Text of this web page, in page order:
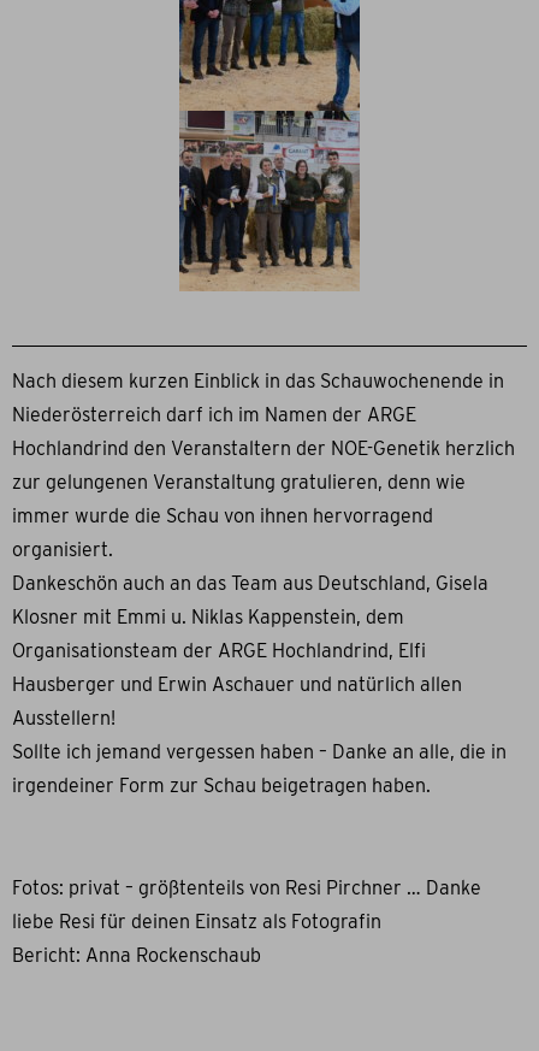
Nach diesem kurzen Einblick in das Schauwochenende in
Niederösterreich darf ich im Namen der ARGE
Hochlandrind den Veranstaltern der NOE-Genetik herzlich
zur gelungenen Veranstaltung gratulieren, denn wie
immer wurde die Schau von ihnen hervorragend
organisiert.
Dankeschön auch an das Team aus Deutschland, Gisela
Klosner mit Emmi u. Niklas Kappenstein, dem
Organisationsteam der ARGE Hochlandrind, Elfi
Hausberger und Erwin Aschauer und natürlich allen
Ausstellern!
Sollte ich jemand vergessen haben – Danke an alle, die in
irgendeiner Form zur Schau beigetragen haben.
Fotos: privat – größtenteils von Resi Pirchner … Danke
liebe Resi für deinen Einsatz als Fotografin
Bericht: Anna Rockenschaub